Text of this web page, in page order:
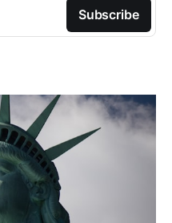
Subscribe